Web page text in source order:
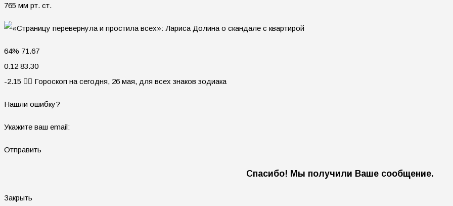
765 мм рт. ст.
64% 71.67
0.12 83.30
-2.15 🧙‍♀ Гороскоп на сегодня, 26 мая, для всех знаков зодиака
Нашли ошибку?
Укажите ваш email:
Отправить
Спасибо! Мы получили Ваше сообщение.
Закрыть